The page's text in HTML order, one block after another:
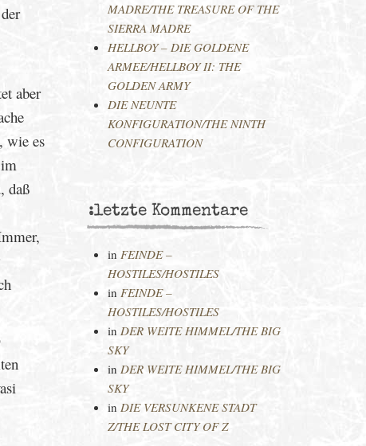
aber
wie es
daß
MADRE/THE TREASURE OF THE
SIERRA MADRE
HELLBOY – DIE GOLDENE
ARMEE/HELLBOY II: THE
GOLDEN ARMY
DIE NEUNTE
KONFIGURATION/THE NINTH
CONFIGURATION
:letzte Kommentare
in FEINDE –
HOSTILES/HOSTILES
in FEINDE –
HOSTILES/HOSTILES
in DER WEITE HIMMEL/THE BIG
SKY
in DER WEITE HIMMEL/THE BIG
SKY
in DIE VERSUNKENE STADT
Z/THE LOST CITY OF Z